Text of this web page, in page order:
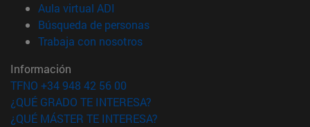
Aula virtual ADI
Búsqueda de personas(abre en nueva ventana)
Trabaja con nosotros(abre en nueva ventana)
Información
TFNO +34 948 42 56 00
¿QUÉ GRADO TE INTERESA?
¿QUÉ MÁSTER TE INTERESA?